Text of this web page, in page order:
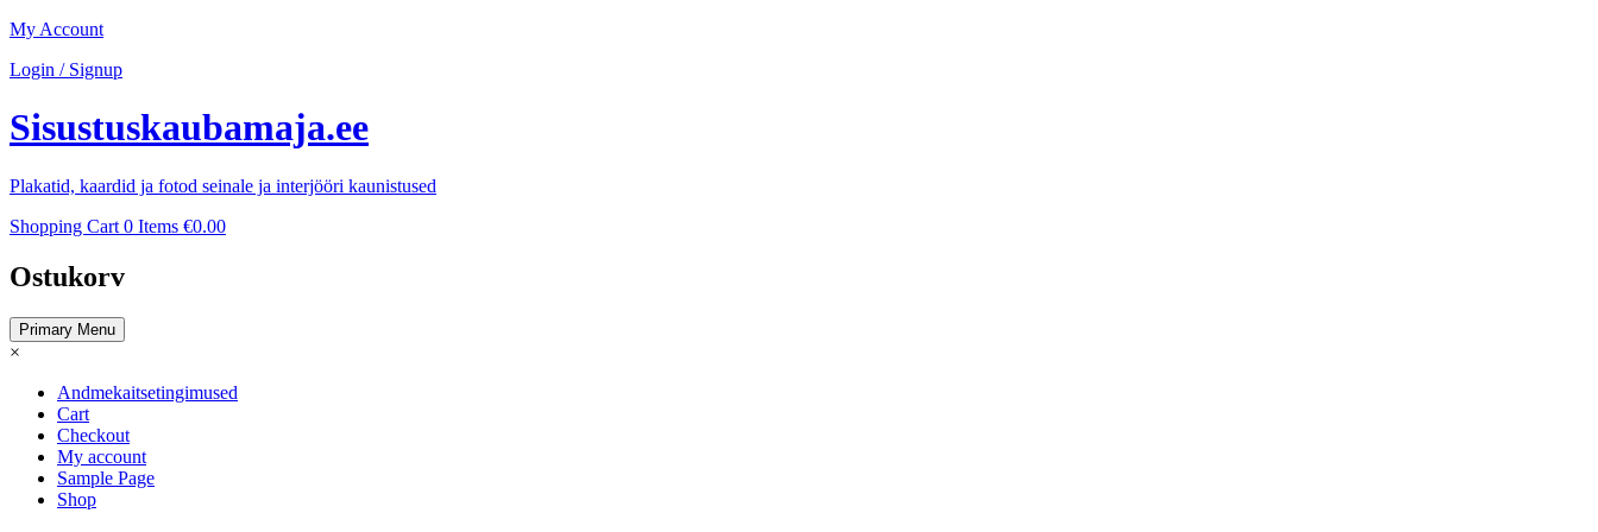
Skip
content
My Account
Login / Signup
Sisustuskaubamaja.ee
Plakatid, kaardid ja fotod seinale ja interjööri kaunistused
Shopping Cart 0 Items €0.00
Ostukorv
Primary Menu
×
Andmekaitsetingimused
Cart
Checkout
My account
Sample Page
Shop